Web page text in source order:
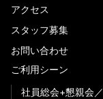
アクセス
スタッフ募集
お問い合わせ
ご利用シーン
社員総会+懇親会